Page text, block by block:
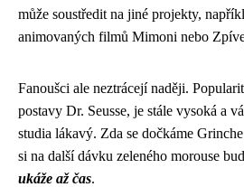
může soustředit na jiné projekty,
animovaných filmů Mimoni nebo
Fanoušci ale neztrácejí naději.
postavy Dr. Seusse, je stále vysoká a
studia lákavý. Zda se dočkáme
si na další dávku zeleného morouse
ukáže až čas.